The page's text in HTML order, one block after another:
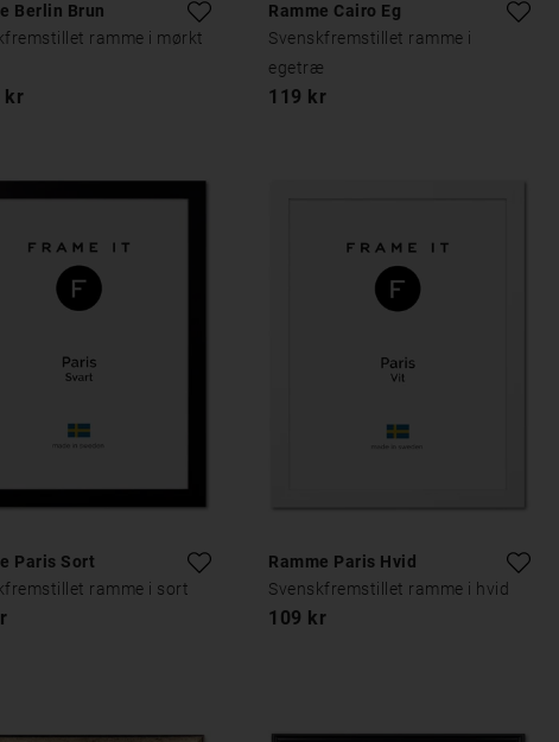
Berlin Brun
ramme i mørkt
kr
Ramme Cairo Eg
Svenskfremstillet ramme i
egetræ
119 kr
Paris Sort
ramme i sort
Ramme Paris Hvid
Svenskfremstillet ramme i hvid
109 kr